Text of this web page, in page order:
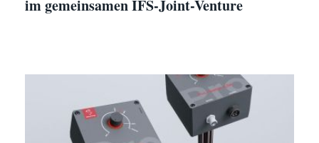
im gemeinsamen IFS-Joint-Venture